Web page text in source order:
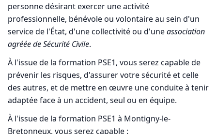
personne désirant exercer une activité
professionnelle, bénévole ou volontaire au sein d'un
service de l'État, d'une collectivité ou d'uneassociation
agréée de Sécurité Civile.
À l'issue de la formation PSE1, vous serez capable de
prévenir les risques, d'assurer votre sécurité et celle
des autres, et de mettre en œuvre une conduite à tenir
adaptée face à un accident, seul ou en équipe.
À l'issue de la formation PSE1 à Montigny-le-
Bretonneux, vous serez capable :